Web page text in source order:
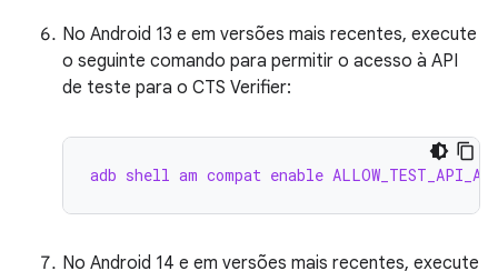
No Android 13 e em versões mais recentes, execute
o seguinte comando para permitir o acesso à API
de teste para o CTS Verifier:
adb shell am compat enable
No Android 14 e em versões mais recentes, execute